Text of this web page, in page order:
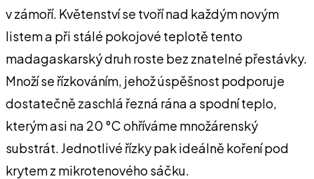
v zámoří. Květenství se tvoří nad každým novým
listem a při stálé pokojové teplotě tento
madagaskarský druh roste bez znatelné přestávky.
Množí se řízkováním, jehož úspěšnost podporuje
dostatečně zaschlá řezná rána a spodní teplo,
kterým asi na 20 °C ohříváme množárenský
substrát. Jednotlivé řízky pak ideálně koření pod
krytem z mikrotenového sáčku.